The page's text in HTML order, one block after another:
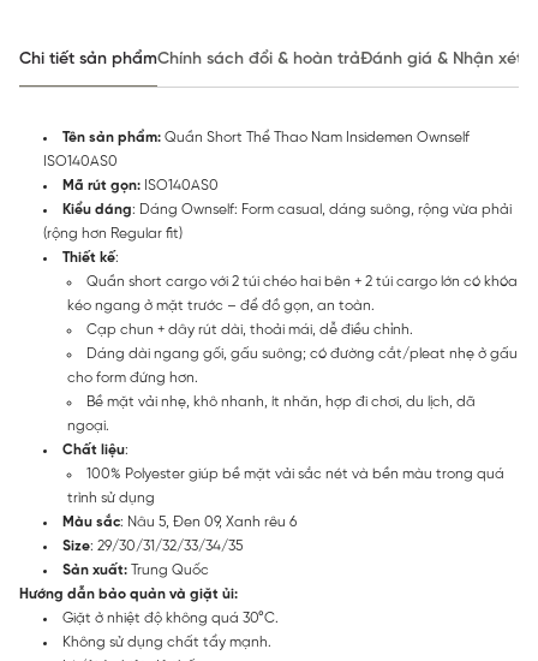
Chi tiết sản phẩmChính sách đổi & hoàn trảĐánh giá & Nhận xét
Tên sản phẩm: Quần Short Thể Thao Nam Insidemen Ownself
ISO140AS0
Mã rút gọn: ISO140AS0
Kiểu dáng: Dáng Ownself: Form casual, dáng suông, rộng vừa phải
(rộng hơn Regular fit)
Thiết kế:
Quần short cargo với 2 túi chéo hai bên + 2 túi cargo lớn có khóa
kéo ngang ở mặt trước – để đồ gọn, an toàn.
Cạp chun + dây rút dài, thoải mái, dễ điều chỉnh.
Dáng dài ngang gối, gấu suông; có đường cắt/pleat nhẹ ở gấu
cho form đứng hơn.
Bề mặt vải nhẹ, khô nhanh, ít nhăn, hợp đi chơi, du lịch, dã
ngoại.
Chất liệu:
100% Polyester giúp bề mặt vải sắc nét và bền màu trong quá
trình sử dụng
Màu sắc: Nâu 5, Đen 09, Xanh rêu 6
Size: 29/30/31/32/33/34/35
Sản xuất: Trung Quốc
Hướng dẫn bảo quản và giặt ủi:
Giặt ở nhiệt độ không quá 30°C.
Không sử dụng chất tẩy mạnh.